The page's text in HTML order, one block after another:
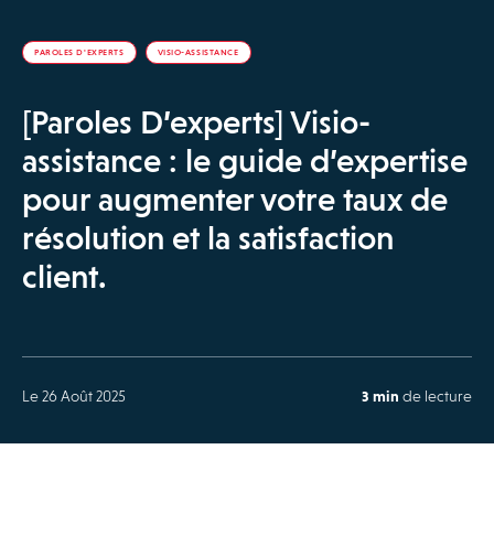
PAROLES D'EXPERTS VISIO-ASSISTANCE
[Paroles D’experts] Visio-
assistance : le guide d’expertise
pour augmenter votre taux de
résolution et la satisfaction
client.
Le 26 Août 2025 3 min de lecture